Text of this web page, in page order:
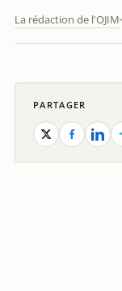
La rédaction de l'OJIM
PARTAGER